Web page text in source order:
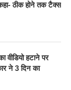
ठीक होने तक टैक्स
वीडियो हटाने पर
ने 3 दिन का